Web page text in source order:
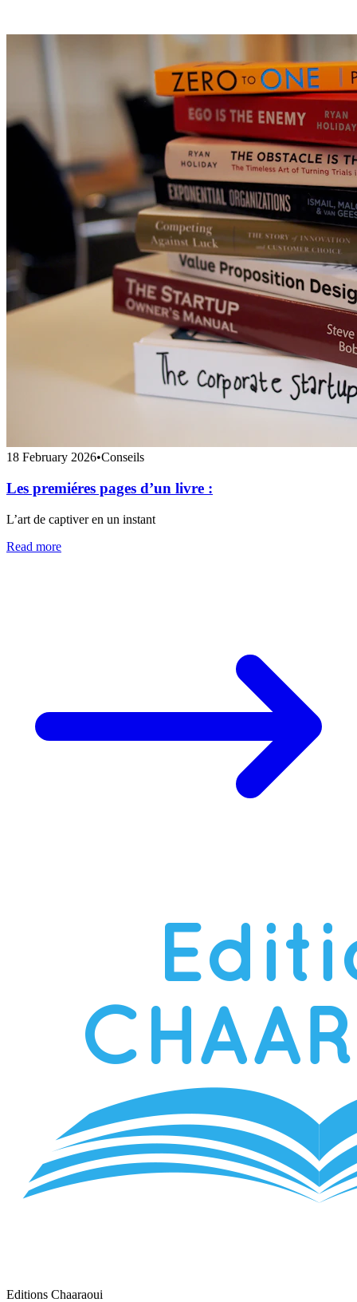
18 February 2026•Conseils
Les premiéres pages d’un livre :
L’art de captiver en un instant
Read more
Editions Chaaraoui